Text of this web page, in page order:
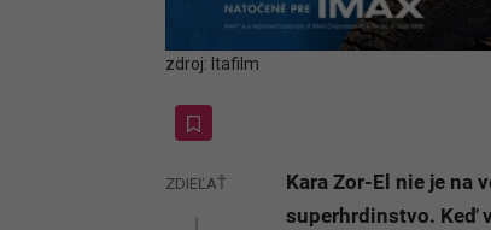
zdroj: Itafilm
ZDIEĽAŤ
Kara Zor-El nie je na
superhrdinstvo. Keď